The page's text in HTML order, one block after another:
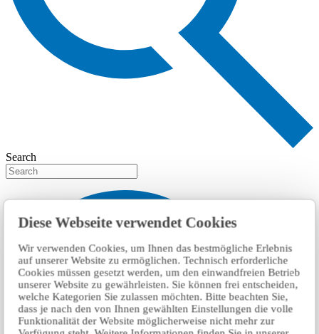
Diese Webseite verwendet Cookies
Wir verwenden Cookies, um Ihnen das bestmögliche Erlebnis
auf unserer Website zu ermöglichen. Technisch erforderliche
Cookies müssen gesetzt werden, um den einwandfreien Betrieb
unserer Website zu gewährleisten. Sie können frei entscheiden,
welche Kategorien Sie zulassen möchten. Bitte beachten Sie,
dass je nach den von Ihnen gewählten Einstellungen die volle
Funktionalität der Website möglicherweise nicht mehr zur
Search